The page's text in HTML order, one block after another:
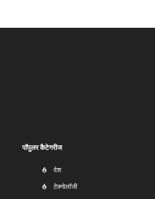
पॉपुलर कैटेगरीज
देश
टेक्नोलॉजी